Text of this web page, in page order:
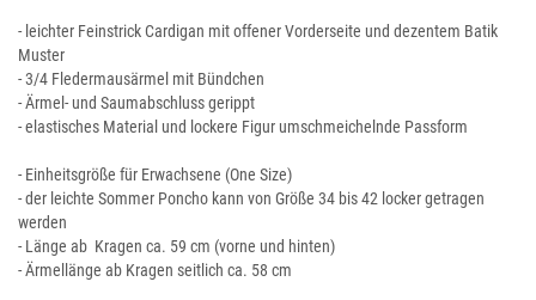
- leichter Feinstrick Cardigan mit offener Vorderseite und dezentem Batik
Muster
- 3/4 Fledermausärmel mit Bündchen
- Ärmel- und Saumabschluss gerippt
- elastisches Material und lockere Figur umschmeichelnde Passform
- Einheitsgröße für Erwachsene (One Size)
- der leichte Sommer Poncho kann von Größe 34 bis 42 locker getragen
werden
- Länge ab Kragen ca. 59 cm (vorne und hinten)
- Ärmellänge ab Kragen seitlich ca. 58 cm